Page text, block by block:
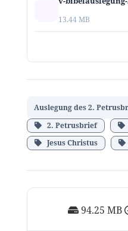
13.44 MB
Auslegung des 2.
2. Petrusbrief
Jesus Christus
94.25 MB